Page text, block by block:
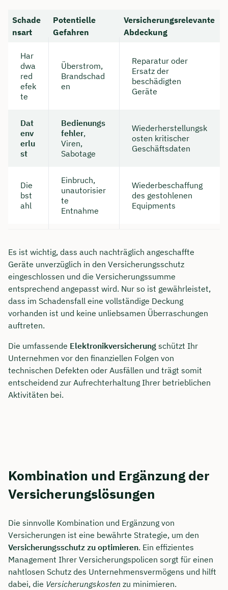
Schade
nsart
Potentielle
Gefahren
Versicherungsrelevante
Abdeckung
Har
dwa
red
efek
te
Überstrom,
Brandschad
en
Reparatur oder
Ersatz der
beschädigten
Geräte
Dat
env
erlu
st
Bedienungs
fehler,
Viren,
Sabotage
Wiederherstellungsk
osten kritischer
Geschäftsdaten
Die
bst
ahl
Einbruch,
unautorisier
te
Entnahme
Wiederbeschaffung
des gestohlenen
Equipments
Es ist wichtig, dass auch nachträglich angeschaffte
Geräte unverzüglich in den Versicherungsschutz
eingeschlossen und die Versicherungssumme
entsprechend angepasst wird. Nur so ist gewährleistet,
dass im Schadensfall eine vollständige Deckung
vorhanden ist und keine unliebsamen Überraschungen
auftreten.
Die umfassende Elektronikversicherung schützt Ihr
Unternehmen vor den finanziellen Folgen von
technischen Defekten oder Ausfällen und trägt somit
entscheidend zur Aufrechterhaltung Ihrer betrieblichen
Aktivitäten bei.
Kombination und Ergänzung der
Versicherungslösungen
Die sinnvolle Kombination und Ergänzung von
Versicherungen ist eine bewährte Strategie, um den
Versicherungsschutz zu optimieren. Ein effizientes
Management Ihrer Versicherungspolicen sorgt für einen
nahtlosen Schutz des Unternehmensvermögens und hilft
dabei, die Versicherungskosten zu minimieren.